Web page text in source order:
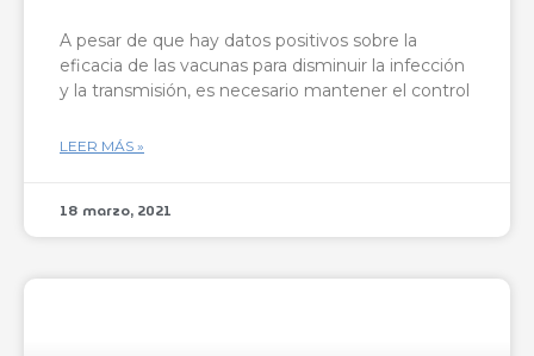
A pesar de que hay datos positivos sobre la
eficacia de las vacunas para disminuir la infección
y la transmisión, es necesario mantener el control
LEER MÁS »
18 marzo, 2021